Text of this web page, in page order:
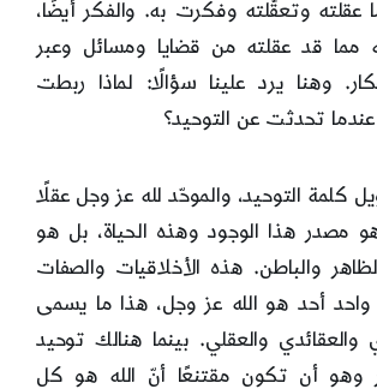
عقلته وتعقَّلته وفكرت به. والفكر أيضًا،
مما قد عقلته من قضايا ومسائل وعبر
وهنا يرد علينا سؤالًا: لماذا ربطت
عندما تحدثت عن التوحيد؟
كلمة التوحيد، والموحّد لله عز وجل عقلًا
مصدر هذا الوجود وهذه الحياة، بل هو
والباطن. هذه الأخلاقيات والصفات
واحد أحد هو الله عز وجل، هذا ما يسمى
والعقائدي والعقلي. بينما هنالك توحيد
وهو أن تكون مقتنعًا أنّ الله هو كل